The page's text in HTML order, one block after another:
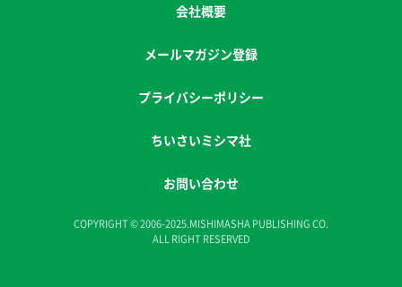
会社概要
メールマガジン登録
プライバシーポリシー
ちいさいミシマ社
お問い合わせ
COPYRIGHT © 2006-2025.MISHIMASHA PUBLISHING CO.
ALL RIGHT RESERVED